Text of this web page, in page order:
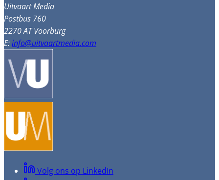
Uitvaart Media
Postbus 760
2270 AT Voorburg
E:info@uitvaartmedia.com
Volg ons op LinkedIn